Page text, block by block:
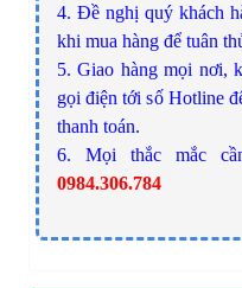
4. Đề nghị quý khách
khi mua hàng để tuân
5. Giao hàng mọi nơi,
gọi điện tới số Hotline
thanh toán.
6. Mọi thắc mắc
0984.306.784